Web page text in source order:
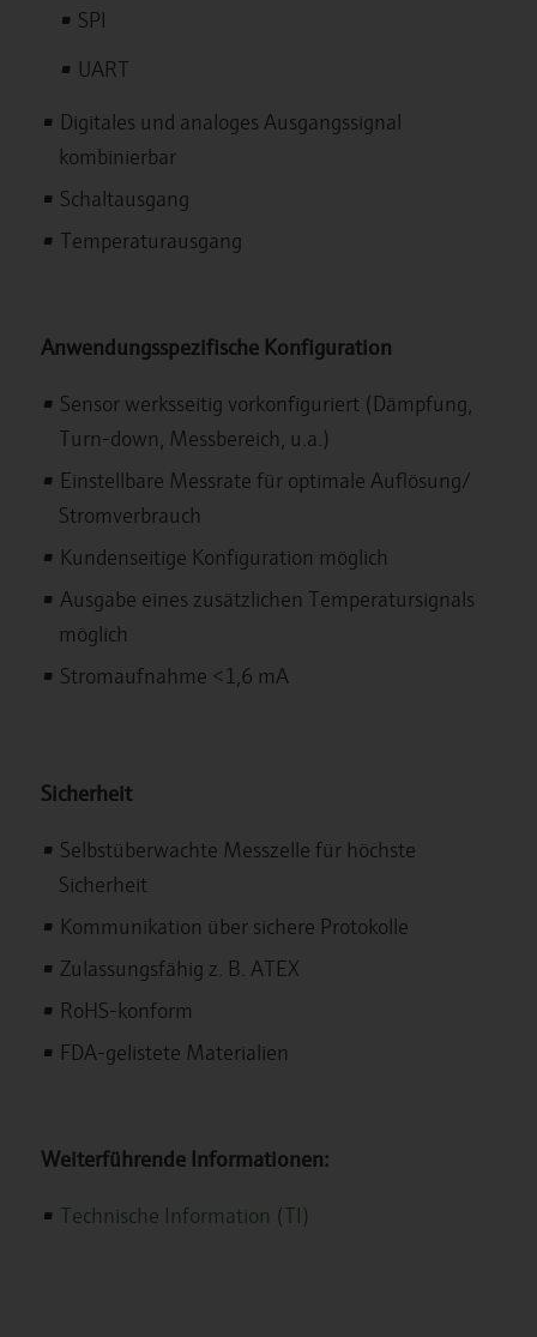
SPI
UART
Digitales und analoges Ausgangssignal
kombinierbar
Schaltausgang
Temperaturausgang
Anwendungsspezifische Konfiguration
Sensor werksseitig vorkonfiguriert (Dämpfung,
Turn-down, Messbereich, u.a.)
Einstellbare Messrate für optimale Auflösung/
Stromverbrauch
Kundenseitige Konfiguration möglich
Ausgabe eines zusätzlichen Temperatursignals
möglich
Stromaufnahme <1,6 mA
Sicherheit
Selbstüberwachte Messzelle für höchste
Sicherheit
Kommunikation über sichere Protokolle
Zulassungsfähig z. B. ATEX
RoHS-konform
FDA-gelistete Materialien
Weiterführende Informationen:
Technische Information (TI)